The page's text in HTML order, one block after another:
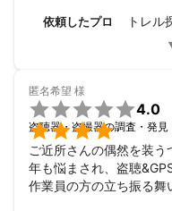
きっかけは何となく、
良かったなと感じていま
依頼したプロ トレル
匿名希望 様


4.0
盗聴器・盗撮器の調査・発見
ご近所さんの偶然を装
年も悩まされ、盗聴
作業員の方の立ち振る舞